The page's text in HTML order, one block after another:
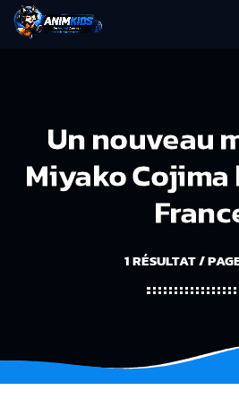
Un nouveau
Miyako
1 RÉSULTAT /